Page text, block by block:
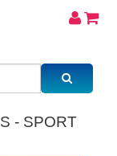
- SPORT